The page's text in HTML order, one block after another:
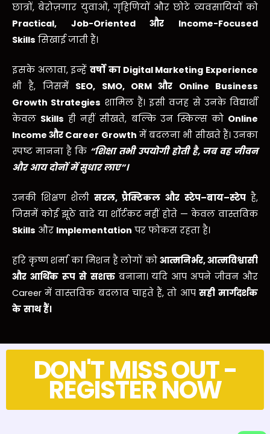
छात्रों, बेरोज़गार युवाओं, गृहिणियों और छोटे व्यवसायियों को
Practical, Job-Orientedऔर Income-Focused
Skills सिखाईजाती हैं।
इसके अलावा, इन्हेंवर्षों काDigital Marketing Experience
भी है, जिसमें SEO, SMO, ORMऔर Online Business
Growth Strategies शामिल हैं। इसी वजह से उनके विद्यार्थी
केवल Skills ही नहीं सीखते, बल्कि उन स्किल्स को Online
Incomeऔर Career Growth में बदलना भी सीखते हैं। उनका
स्पष्ट मानना है कि “शिक्षा तभी उपयोगी होती है, जब वह जीवन
और आय दोनों में सुधार लाए”।
उनकी शिक्षण शैली सरल, प्रैक्टिकल और स्टेप–बाय–स्टेप है,
जिसमें कोई झूठे वादे या शॉर्टकट नहीं होते — केवल वास्तविक
Skills और Implementation पर फोकस रहता है।
हरि कृष्ण शर्मा का मिशन है लोगों को आत्मनिर्भर,आत्मविश्वासी
और आर्थिक रूप से सशक्तबनाना। यदि आप अपने जीवन और
Career में वास्तविक बदलाव चाहते हैं, तो आप सही मार्गदर्शक
के साथ हैं।
DON'T MISS OUT -
REGISTER NOW